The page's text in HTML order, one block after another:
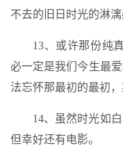
不去的旧日时光的淋漓
13、或许那份纯
必一定是我们今生最
法忘怀那最初的最初
14、虽然时光如
但幸好还有电影。